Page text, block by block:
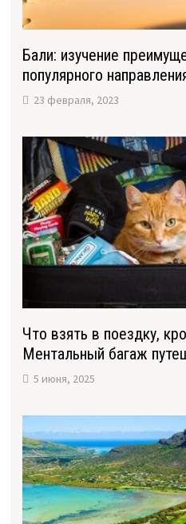
Бали: изучение
популярного
23 февраля, 2023
Что взять в поездку,
Ментальный багаж
5 июня, 2025